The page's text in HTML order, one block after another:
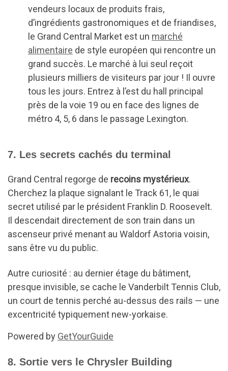
vendeurs locaux de produits frais,
d’ingrédients gastronomiques et de friandises,
le Grand Central Market est un marché
alimentaire de style européen qui rencontre un
grand succès. Le marché à lui seul reçoit
plusieurs milliers de visiteurs par jour ! Il ouvre
tous les jours. Entrez à l’est du hall principal
près de la voie 19 ou en face des lignes de
métro 4, 5, 6 dans le passage Lexington.
7. Les secrets cachés du terminal
Grand Central regorge de recoins mystérieux.
Cherchez la plaque signalant le Track 61, le quai
secret utilisé par le président Franklin D. Roosevelt.
Il descendait directement de son train dans un
ascenseur privé menant au Waldorf Astoria voisin,
sans être vu du public.
Autre curiosité : au dernier étage du bâtiment,
presque invisible, se cache le Vanderbilt Tennis Club,
un court de tennis perché au-dessus des rails — une
excentricité typiquement new-yorkaise.
Powered by GetYourGuide
8. Sortie vers le Chrysler Building